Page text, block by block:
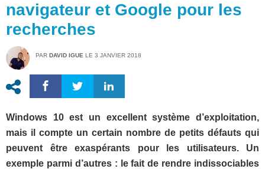
navigateur et Google pour les
recherches
PAR DAVID IGUE LE 3 JANVIER 2018
Windows 10 est un excellent système d’exploitation,
mais il compte un certain nombre de petits défauts qui
peuvent être exaspérants pour les utilisateurs. Un
exemple parmi d’autres : le fait de rendre indissociables